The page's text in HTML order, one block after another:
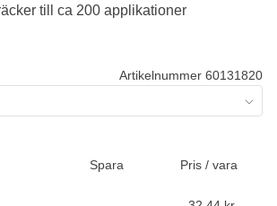
Artikelnummer 60131820
Spara Pris / vara
till ca 200 applikationer